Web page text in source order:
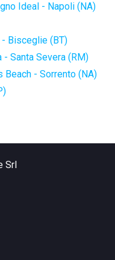
Ideal - Napoli (NA)
Bisceglie (BT)
Santa Severa (RM)
Beach - Sorrento (NA)
Srl